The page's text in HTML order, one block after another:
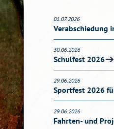
01.07.2026
Verabschiedung
30.06.2026
Schulfest 2026
29.06.2026
Sportfest 2026
29.06.2026
Fahrten- und